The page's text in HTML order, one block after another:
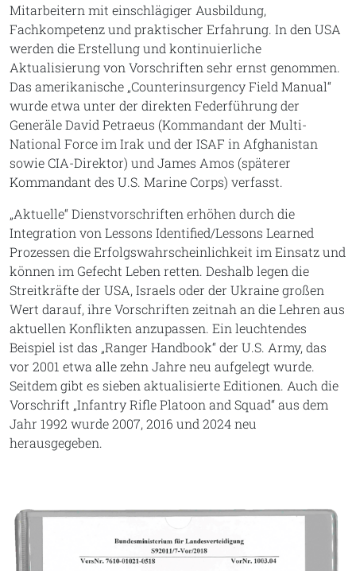
Mitarbeitern mit einschlägiger Ausbildung,
Fachkompetenz und praktischer Erfahrung. In den USA
werden die Erstellung und kontinuierliche
Aktualisierung von Vorschriften sehr ernst genommen.
Das amerikanische „Counterinsurgency Field Manual“
wurde etwa unter der direkten Federführung der
Generäle David Petraeus (Kommandant der Multi-
National Force im Irak und der ISAF in Afghanistan
sowie CIA-Direktor) und James Amos (späterer
Kommandant des U.S. Marine Corps) verfasst.
„Aktuelle“ Dienstvorschriften erhöhen durch die
Integration von Lessons Identified/Lessons Learned
Prozessen die Erfolgswahrscheinlichkeit im Einsatz und
können im Gefecht Leben retten. Deshalb legen die
Streitkräfte der USA, Israels oder der Ukraine großen
Wert darauf, ihre Vorschriften zeitnah an die Lehren aus
aktuellen Konflikten anzupassen. Ein leuchtendes
Beispiel ist das „Ranger Handbook“ der U.S. Army, das
vor 2001 etwa alle zehn Jahre neu aufgelegt wurde.
Seitdem gibt es sieben aktualisierte Editionen. Auch die
Vorschrift „Infantry Rifle Platoon and Squad“ aus dem
Jahr 1992 wurde 2007, 2016 und 2024 neu
herausgegeben.